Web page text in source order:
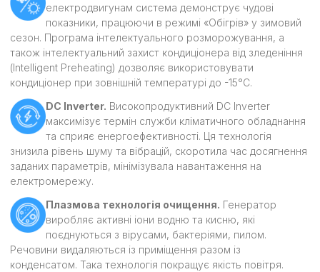
електродвигунам система демонструє чудові
показники, працюючи в режимі «Обігрів» у зимовий
сезон. Програма інтелектуального розморожування, а
також інтелектуальний захист кондиціонера від зледеніння
(Intelligent Preheating) дозволяє використовувати
кондиціонер при зовнішній температурі до -15°С.
DC Inverter. Високопродуктивний DC Inverter
максимізує термін служби кліматичного обладнання
та сприяє енергоефективності. Ця технологія
знизила рівень шуму та вібрацій, скоротила час досягнення
заданих параметрів, мінімізувала навантаження на
електромережу.
Плазмова технологія очищення. Генератор
виробляє активні іони водню та кисню, які
поєднуються з вірусами, бактеріями, пилом.
Речовини видаляються із приміщення разом із
конденсатом. Така технологія покращує якість повітря.